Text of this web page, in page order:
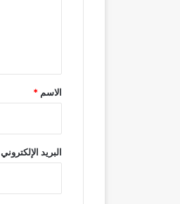
*
الاسم *
البريد الإلكتروني